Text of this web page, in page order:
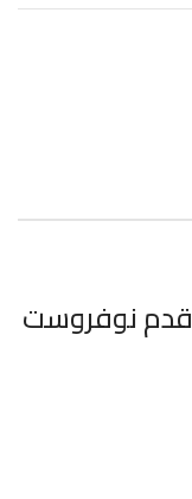
مواصفات ثلاجة بابين ارو 19 قدم نوفروست